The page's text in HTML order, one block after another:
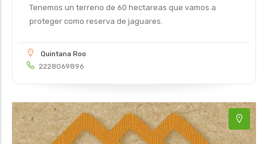
Tenemos un terreno de 60 hectareas que vamos a
proteger como reserva de jaguares.
Quintana Roo
2228069896